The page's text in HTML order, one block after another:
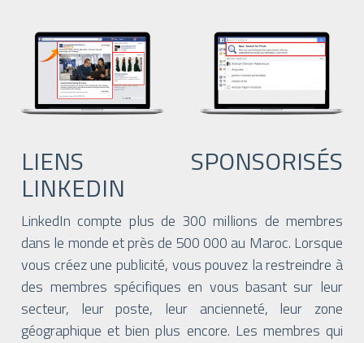
LIENS SPONSORISÉS
LINKEDIN
LinkedIn compte plus de 300 millions de membres
dans le monde et près de 500 000 au Maroc. Lorsque
vous créez une publicité, vous pouvez la restreindre à
des membres spécifiques en vous basant sur leur
secteur, leur poste, leur ancienneté, leur zone
géographique et bien plus encore. Les membres qui